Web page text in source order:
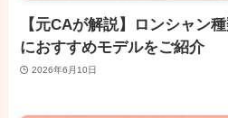
【元CAが解説】ロンシャン
におすすめモデルをご紹介
2026年6月10日